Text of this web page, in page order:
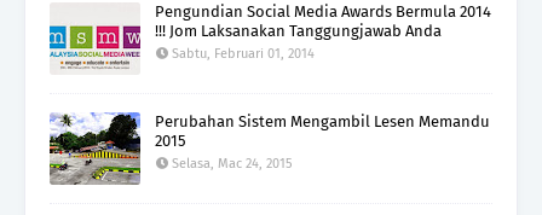
Pengundian Social Media Awards Bermula 2014
!!! Jom Laksanakan Tanggungjawab Anda
Sabtu, Februari 01, 2014
Perubahan Sistem Mengambil Lesen Memandu
2015
Selasa, Mac 24, 2015